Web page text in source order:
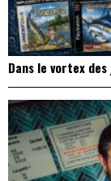
Dans le vortex